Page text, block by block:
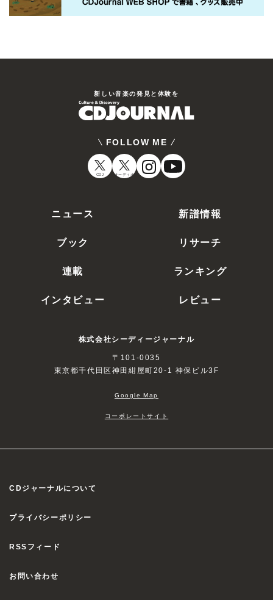
新しい⾳楽の発⾒と体験を
FOLLOW ME
CDJ オーディオ
ニュース
新譜情報
ブック
リサーチ
連載
ランキング
インタビュー
レビュー
株式会社シーディージャーナル
〒101-0035
東京都千代田区神田紺屋町20-1 神保ビル3F
Google Map
コーポレートサイト
CDジャーナルについて
プライバシーポリシー
RSSフィード
お問い合わせ